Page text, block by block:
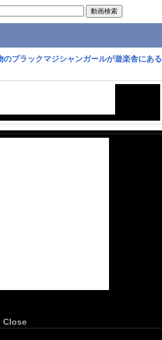
のブラックマジシャンガールが遊楽舎にある
Close